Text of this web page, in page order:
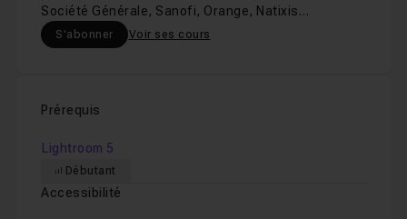
Société Générale, Sanofi, Orange, Natixis…
S'abonner Voir ses cours
Prérequis
Lightroom 5
Débutant
Accessibilité